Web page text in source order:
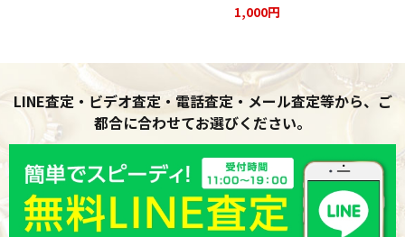
1,000円
LINE査定・ビデオ査定・電話査定・メール査定等から、ご
都合に合わせてお選びください。